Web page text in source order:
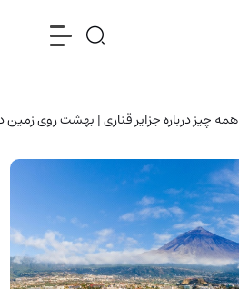
همه چیز درباره جزایر قناری | بهشت روی زمین